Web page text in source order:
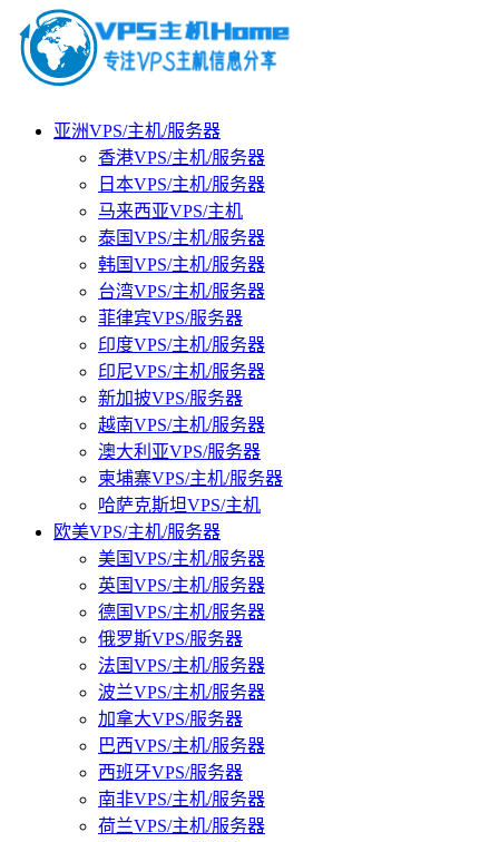
亚洲VPS/主机/服务器
香港VPS/主机/服务器
日本VPS/主机/服务器
马来西亚VPS/主机
泰国VPS/主机/服务器
韩国VPS/主机/服务器
台湾VPS/主机/服务器
菲律宾VPS/服务器
印度VPS/主机/服务器
印尼VPS/主机/服务器
新加披VPS/服务器
越南VPS/主机/服务器
澳大利亚VPS/服务器
柬埔寨VPS/主机/服务器
哈萨克斯坦VPS/主机
欧美VPS/主机/服务器
美国VPS/主机/服务器
英国VPS/主机/服务器
德国VPS/主机/服务器
俄罗斯VPS/服务器
法国VPS/主机/服务器
波兰VPS/主机/服务器
加拿大VPS/服务器
巴西VPS/主机/服务器
西班牙VPS/服务器
南非VPS/主机/服务器
荷兰VPS/主机/服务器